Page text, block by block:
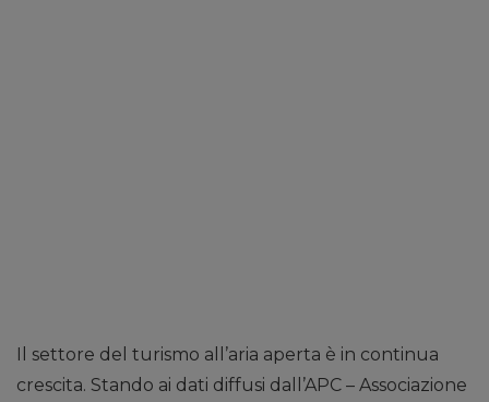
Il settore del turismo all’aria aperta è in continua
crescita. Stando ai dati diffusi dall’APC – Associazione